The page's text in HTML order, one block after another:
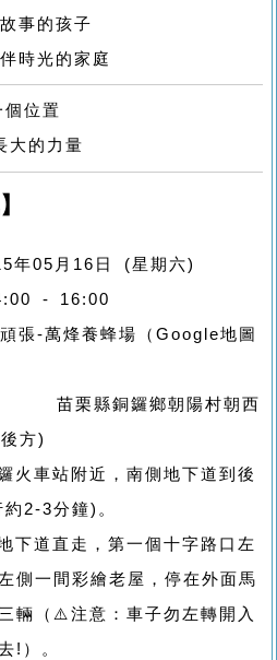
事的孩子
時光的家庭
位置
大的力量
年05月16日 (星期六)
- 16:00
張-萬烽養蜂場（Google地圖
鄉朝陽村朝西
方)
車站附近，南側地下道到後
2-3分鐘)。
道直走，第一個十字路口左
側一間彩繪老屋，停在外面馬
輛（⚠️注意：車子勿左轉開入
!）。